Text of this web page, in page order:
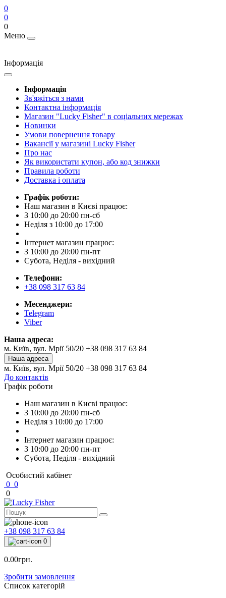
0
0
0
Меню
Інформація
Інформація
Зв'яжіться з нами
Контактна інформація
Магазин "Lucky Fisher" в соціальних мережах
Новинки
Умови повернення товару
Вакансії у магазині Lucky Fisher
Про нас
Як використати купон, або код знижки
Правила роботи
Доставка і оплата
Графік роботи:
Наш магазин в Києві працює:
З 10:00 до 20:00 пн-сб
Неділя з 10:00 до 17:00
Інтернет магазин працює:
З 10:00 до 20:00 пн-пт
Субота, Неділя - вихідний
Телефони:
+38 098 317 63 84
Месенджери:
Telegram
Viber
Наша адреса:
м. Київ, вул. Мрії 50/20 +38 098 317 63 84
Наша адреса
м. Київ, вул. Мрії 50/20 +38 098 317 63 84
До контактів
Графік роботи
Наш магазин в Києві працює:
З 10:00 до 20:00 пн-сб
Неділя з 10:00 до 17:00
Інтернет магазин працює:
З 10:00 до 20:00 пн-пт
Субота, Неділя - вихідний
Особистий кабінет
0 0
0
+38 098 317 63 84
0
0.00грн.
Зробити замовлення
Список категорій